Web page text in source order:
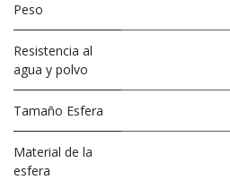
Peso
Resistencia al
agua y polvo
Tamaño Esfera
Material de la
esfera